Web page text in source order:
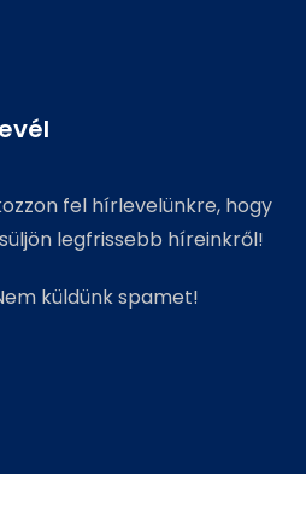
fel hírlevelünkre, hogy
legfrissebb híreinkről!
küldünk spamet!